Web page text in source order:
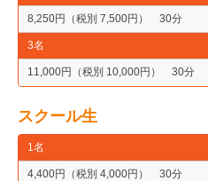
8,250円（税別 7,500円） 30分
3名
11,000円（税別 10,000円） 30分
スクール生
1名
4,400円（税別 4,000円） 30分